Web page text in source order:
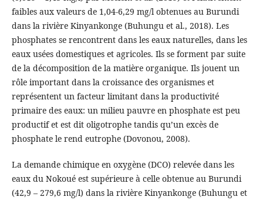
faibles aux valeurs de 1,04-6,29 mg/l obtenues au Burundi
dans la rivière Kinyankonge (Buhungu et al., 2018). Les
phosphates se rencontrent dans les eaux naturelles, dans les
eaux usées domestiques et agricoles. Ils se forment par suite
de la décomposition de la matière organique. Ils jouent un
rôle important dans la croissance des organismes et
représentent un facteur limitant dans la productivité
primaire des eaux: un milieu pauvre en phosphate est peu
productif et est dit oligotrophe tandis qu’un excès de
phosphate le rend eutrophe (Dovonou, 2008).
La demande chimique en oxygène (DCO) relevée dans les
eaux du Nokoué est supérieure à celle obtenue au Burundi
(42,9 – 279,6 mg/l) dans la rivière Kinyankonge (Buhungu et